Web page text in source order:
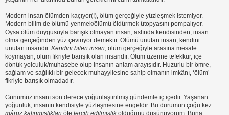
Modern insan ölümden kaçıyor(!), ölüm gerçeğiyle yüzleşmek istemiyor.
Modern bilim de ölümü yenmek/ölümü öldürmek ütopyasını pompalıyor.
Oysa ölüm duygusuyla barışık olmayan insan, aslında kendisinden, insan
olma gerçeğinden yüz çeviriyor demektir. Ölümü unutan insan, kendini
unutan insandır. Kendini bilen insan, ölüm gerçeğiyle arasına mesafe
koymayan; ölüm fikriyle barışık olan insandır. Ölüm üzerine tefekkür, içe
dönük yolculuk/muhasebe olup insanın anlam arayışıdır. Huzurlu bir ömre,
sağlam ve sağlıklı bir gelecek muhayyilesine sahip olmanın imkânı, ‘ölüm’
fikriyle barışık olmadadır.
Günümüz insanı son derece yoğunlaştırılmış gündemle iç içedir. Yaşanan
yoğunluk, insanın kendisiyle yüzleşmesine engeldir. Bu durumun çoğu kez
mâruz kalınmışlıktan öte tercih edilmişlikolduğunu düşünüyorum. Buna,